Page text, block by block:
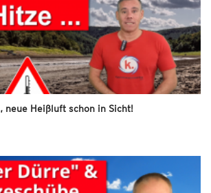
neue Heißluft schon in Sicht!